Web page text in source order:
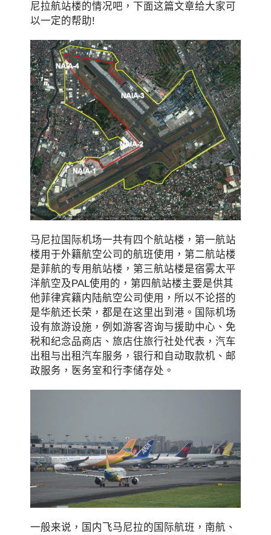
尼拉航站楼的情况吧，下面这篇文章给大家可
以一定的帮助!
马尼拉国际机场一共有四个航站楼，第一航站
楼用于外籍航空公司的航班使用，第二航站楼
是菲航的专用航站楼，第三航站楼是宿雾太平
洋航空及PAL使用的，第四航站楼主要是供其
他菲律宾籍内陆航空公司使用，所以不论搭的
是华航还长荣，都是在这里出到港。国际机场
设有旅游设施，例如游客咨询与援助中心、免
税和纪念品商店、旅店住旅行社处代表，汽车
出租与出租汽车服务，银行和自动取款机、邮
政服务，医务室和行李储存处。
一般来说，国内飞马尼拉的国际航班，南航、